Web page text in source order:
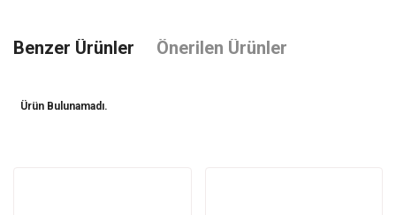
Benzer Ürünler Önerilen Ürünler
Ürün Bulunamadı.